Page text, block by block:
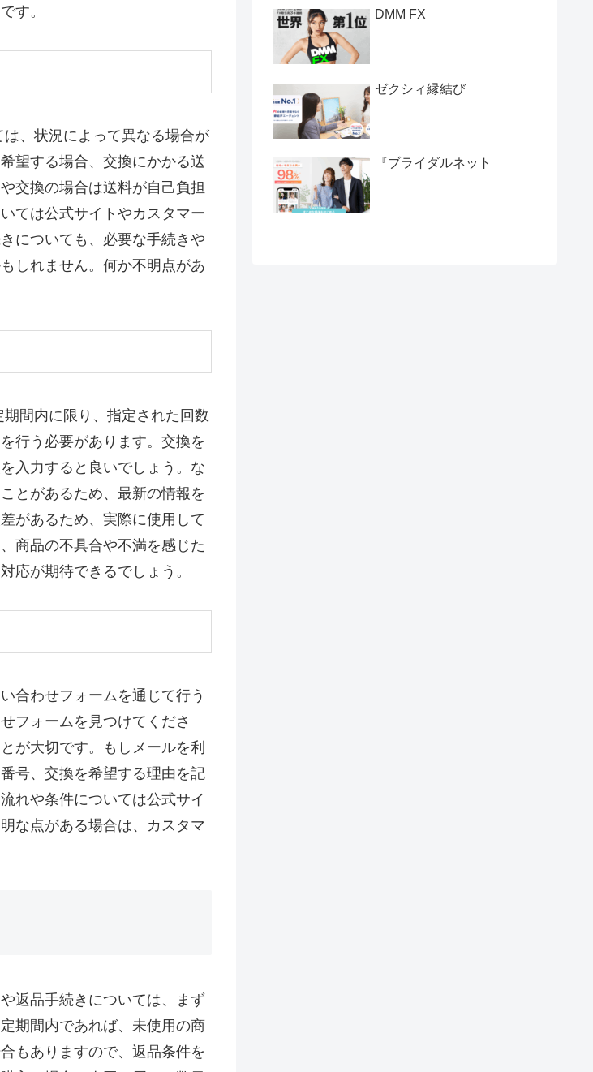
す。
、状況によって異なる場合が
望する場合、交換にかかる送
交換の場合は送料が自己負担
ては公式サイトやカスタマー
についても、必要な手続きや
しれません。何か不明点があ
間内に限り、指定された回数
行う必要があります。交換を
入力すると良いでしょう。な
とがあるため、最新の情報を
があるため、実際に使用して
商品の不具合や不満を感じた
応が期待できるでしょう。
合わせフォームを通じて行う
フォームを見つけてくださ
が大切です。もしメールを利
号、交換を希望する理由を記
れや条件については公式サイ
な点がある場合は、カスタマ
返品手続きについては、まず
期間内であれば、未使用の商
もありますので、返品条件を
DMM FX
ゼクシィ縁結び
『ブライダルネット